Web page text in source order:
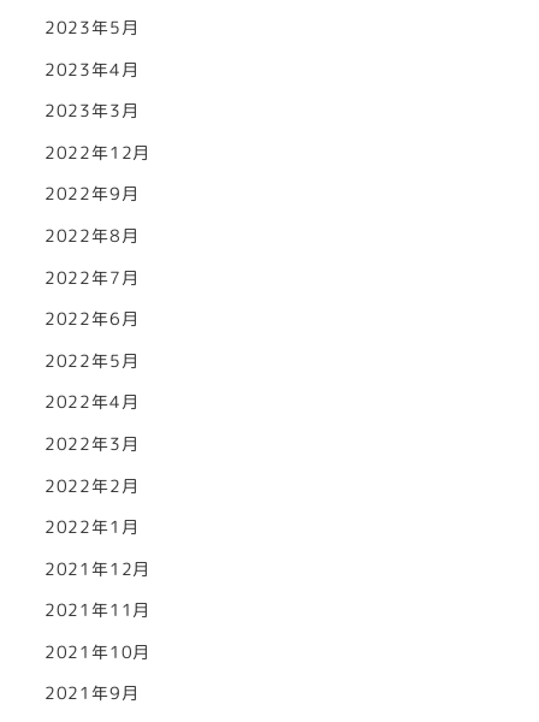
2023年5月
2023年4月
2023年3月
2022年12月
2022年9月
2022年8月
2022年7月
2022年6月
2022年5月
2022年4月
2022年3月
2022年2月
2022年1月
2021年12月
2021年11月
2021年10月
2021年9月